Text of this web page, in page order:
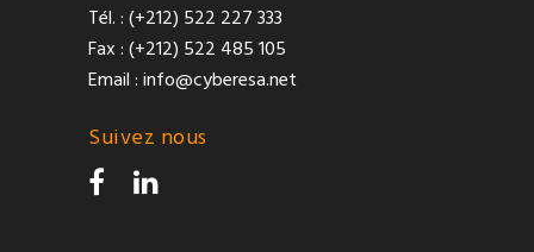
Tél. : (+212) 522 227 333
Fax : (+212) 522 485 105
Email :info@cyberesa.net
Suivez nous